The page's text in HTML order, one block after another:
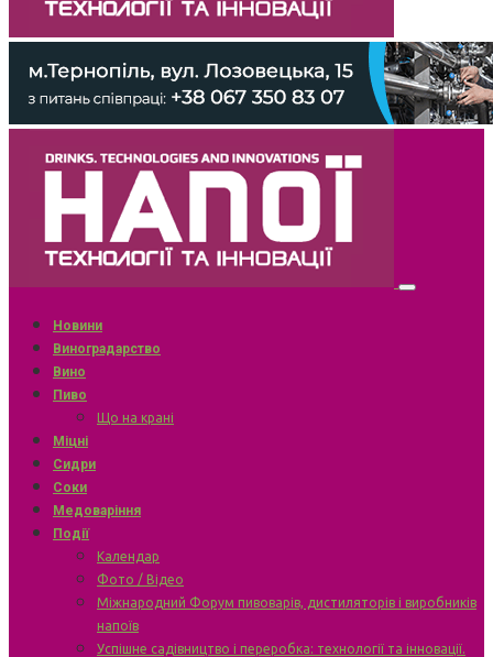
Новини
Виноградарство
Вино
Пиво
Що на крані
Міцні
Сидри
Соки
Медоваріння
Події
Календар
Фото / Відео
Міжнародний Форум пивоварів, дистиляторів і виробників
напоїв
Успішне садівництво і переробка: технології та інновації.